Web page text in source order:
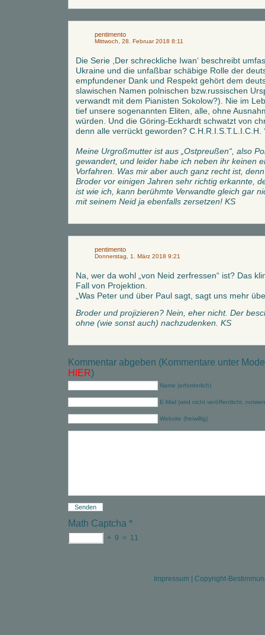
pentimento
Mittwoch, 28. Februar 2018 8:11
Die Serie ,Der schreckliche Iwan‘ beschreibt
Ukraine und die unfaßbar schäbige Rolle der
empfundener Dank und Respekt gehört dem
slawischen Namen polnischen bzw.russischen
verwandt mit dem Pianisten Sokolow?). Nie im
tief unsere sogenannten Eliten, alle, ohne
würden. Und die Göring-Eckhardt schwatzt von
denn alle verrückt geworden? C.H.R.I.S.T.L.I.C.H.
Meine Urgroßmutter ist aus „Ostpreußen“, also
gewandert, und leider habe ich neben ihr keinen
Vorfahren. Was mir aber auch ganz recht ist,
Broder vor einigen Jahren sehr richtig erkannte,
ist wie ich, kann berühmte Verwandte gleich gar
mit seinem Neid ja ebenfalls zersetzen! KS
pentimento
Donnerstag, 1. März 2018 9:21
Na, wer da wohl „von Neid zerfressen“ ist? Das
Fall von Projektion.
„Was Peter und über Paul sagt, sagt uns mehr
Broder und projizieren? Nein, eher nicht. Der
ohne (wie sonst auch) nachzudenken. KS
Kommentar abgeben (Kommentare unter
HIER)
Name (erforderlich)
E-Mail (wird nicht veröffentlicht,
Website (freiwillig)
Math Captcha *
+ 9 = 11
Impressum Copyright-